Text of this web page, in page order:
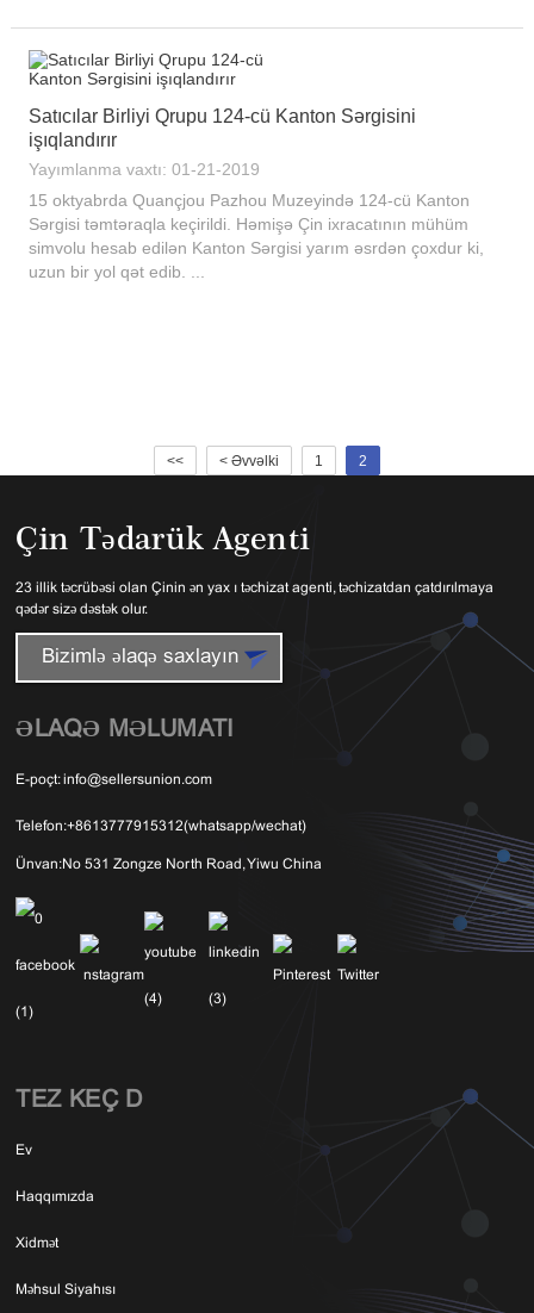
Satıcılar Birliyi Qrupu 124-cü Kanton Sərgisini
işıqlandırır
Yayımlanma vaxtı: 01-21-2019
15 oktyabrda Quançjou Pazhou Muzeyində 124-cü Kanton
Sərgisi təmtəraqla keçirildi. Həmişə Çin ixracatının mühüm
simvolu hesab edilən Kanton Sərgisi yarım əsrdən çoxdur ki,
uzun bir yol qət edib. ...
<< < Əvvəlki 1 2
Çin Tədarük Agenti
23 illik təcrübəsi olan Çinin ən yaxşı təchizat agenti, təchizatdan çatdırılmaya
qədər sizə dəstək olur.
Bizimlə əlaqə saxlayın
ƏLAQƏ MƏLUMATI
E-poçt: info@sellersunion.com
Telefon:+8613777915312(whatsapp/wechat)
Ünvan:No 531 Zongze North Road, Yiwu China
TEZ KEÇID
Ev
Haqqımızda
Xidmət
Məhsul Siyahısı